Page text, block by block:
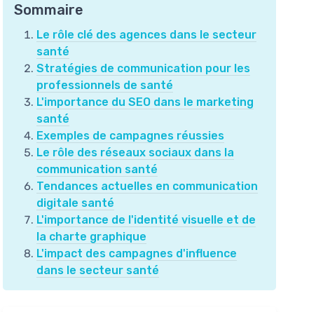
Sommaire
Le rôle clé des agences dans le secteur
santé
Stratégies de communication pour les
professionnels de santé
L'importance du SEO dans le marketing
santé
Exemples de campagnes réussies
Le rôle des réseaux sociaux dans la
communication santé
Tendances actuelles en communication
digitale santé
L'importance de l'identité visuelle et de
la charte graphique
L'impact des campagnes d'influence
dans le secteur santé